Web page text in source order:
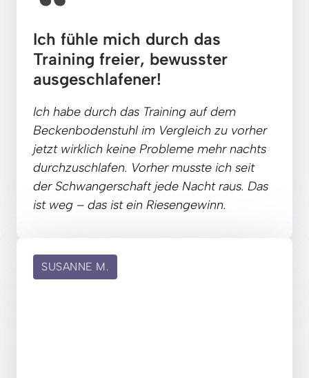
Ich fühle mich durch das
Training freier, bewusster
ausgeschlafener!
Ich habe durch das Training auf
Beckenbodenstuhl im Vergleich zu
vorher
jetzt wirklich keine Probleme mehr
durchzuschlafen. Vorher musste ich
seit
der Schwangerschaft jede Nacht raus.
ist weg – das ist ein Riesengewinn.
SUSANNE M.